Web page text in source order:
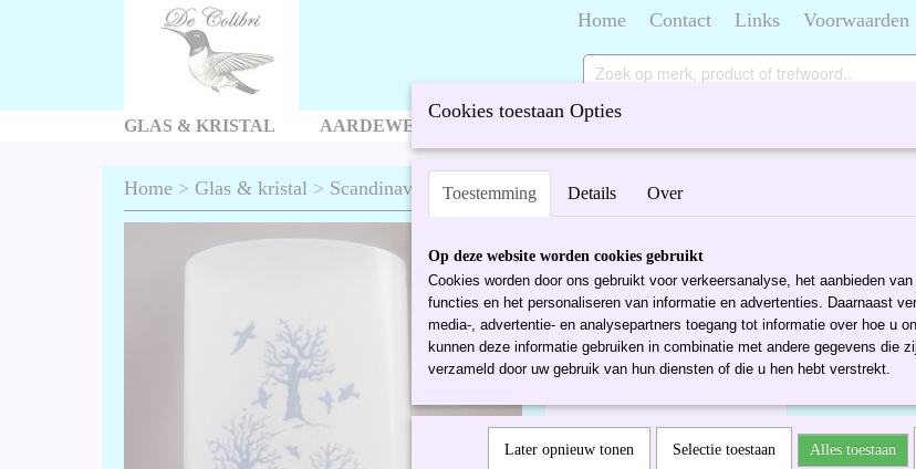
Home Contact Links Voorwaarden
GLAS & KRISTAL AARDEWERK EN PORSELEIN
Home > Glas & kristal > Scandinavisch glas>Oktober vaas,Kjell Engman,Kosta Boda,1982.
€ 119,95
Aantal
IN WINKELWAGEN
Cookies toestaan Opties
Toestemming Details Over
Op deze website worden cookies gebruikt
Cookies worden door ons gebruikt voor verkeersanalyse, het aanbieden
functies en het personaliseren van informatie en advertenties. Daarnaast
media-, advertentie- en analysepartners toegang tot informatie over hoe u
kunnen deze informatie gebruiken in combinatie met andere gegevens die
verzameld door uw gebruik van hun diensten of die u hen hebt verstrekt.
Later opnieuw tonen Selectie toestaan Alles toestaan